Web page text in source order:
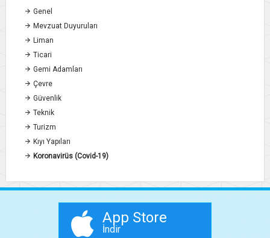
Genel
Mevzuat Duyuruları
Liman
Ticari
Gemi Adamları
Çevre
Güvenlik
Teknik
Turizm
Kıyı Yapıları
Koronavirüs (Covid-19)
App Store
İndir